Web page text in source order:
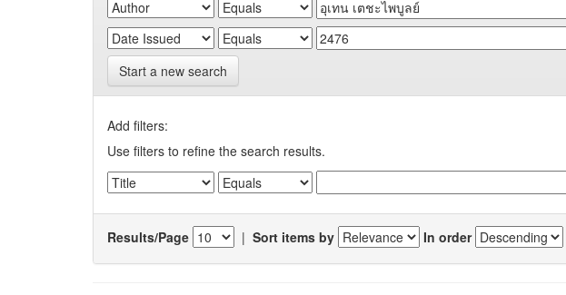
Start a new search
Add filters:
Use filters to refine the search results.
Results/Page | Sort items by In order